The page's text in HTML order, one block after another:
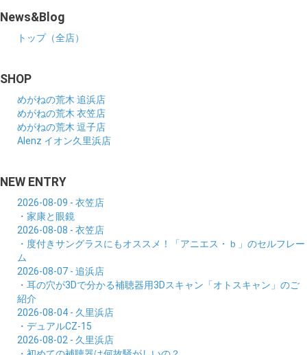
News&Blog
トップ（全店）
SHOP
めがねの荒木 追浜店
めがねの荒木 衣笠店
めがねの荒木 逗子店
Alenz イオン久里浜店
NEW ENTRY
2026-08-09 - 衣笠店
・家康と眼鏡
2026-08-08 - 衣笠店
・度付きサングラスにもオススメ！「アニエス・ｂ」のセルフレー
ム
2026-08-07 - 追浜店
・耳の穴が3Dで分かる補聴器用3Dスキャン「オトスキャン」のご
紹介
2026-08-04 - 久里浜店
・デュアルCZ-15
2026-08-02 - 久里浜店